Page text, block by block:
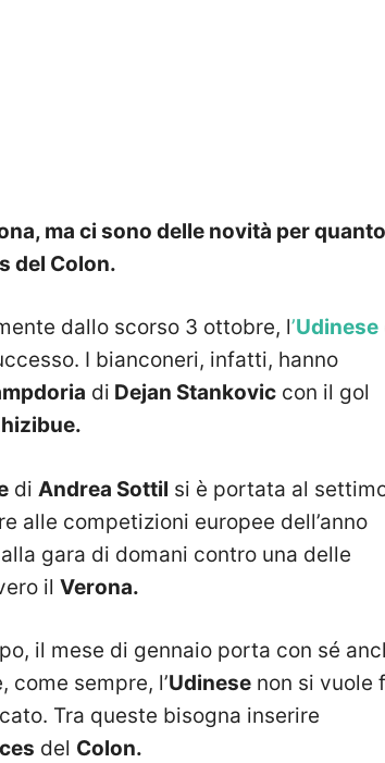
ma ci sono delle novità per quanto
del Colon.
dallo scorso 3 ottobre, l’Udinese
I bianconeri, infatti, hanno
di Dejan Stankovic con il gol
di Andrea Sottil si è portata al
alle competizioni europee dell’anno
gara di domani contro una delle
il Verona.
il mese di gennaio porta con sé
sempre, l’Udinese non si vuole
Tra queste bisogna inserire
del Colon.